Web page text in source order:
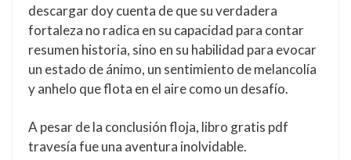
descargar doy cuenta de que su verdadera
fortaleza no radica en su capacidad para contar
resumen historia, sino en su habilidad para evocar
un estado de ánimo, un sentimiento de melancolía
y anhelo que flota en el aire como un desafío.
A pesar de la conclusión floja, libro gratis pdf
travesía fue una aventura inolvidable.